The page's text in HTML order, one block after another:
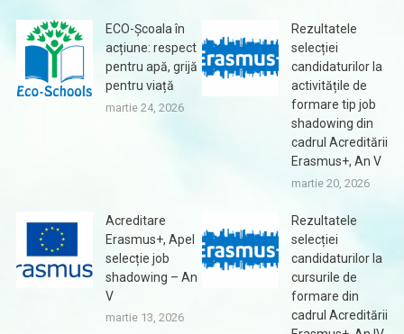
ECO-Școala în
acțiune: respect
pentru apă, grijă
pentru viață
martie 24, 2026
Rezultatele
selecției
candidaturilor la
activitățile de
formare tip job
shadowing din
cadrul Acreditării
Erasmus+, An V
martie 20, 2026
Acreditare
Erasmus+, Apel
selecție job
shadowing – An
V
martie 13, 2026
Rezultatele
selecției
candidaturilor la
cursurile de
formare din
cadrul Acreditării